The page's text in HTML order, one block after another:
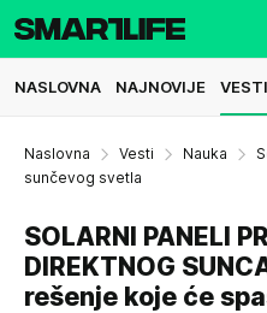
NASLOVNA NAJNOVIJE VESTI
Naslovna Vesti Nauka
sunčevog svetla
SOLARNI PANELI
DIREKTNOG
rešenje koje će